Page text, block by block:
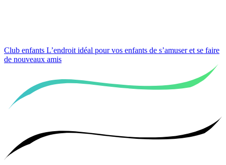
Club enfants L’endroit idéal pour vos enfants de s’amuser et se faire
de nouveaux amis